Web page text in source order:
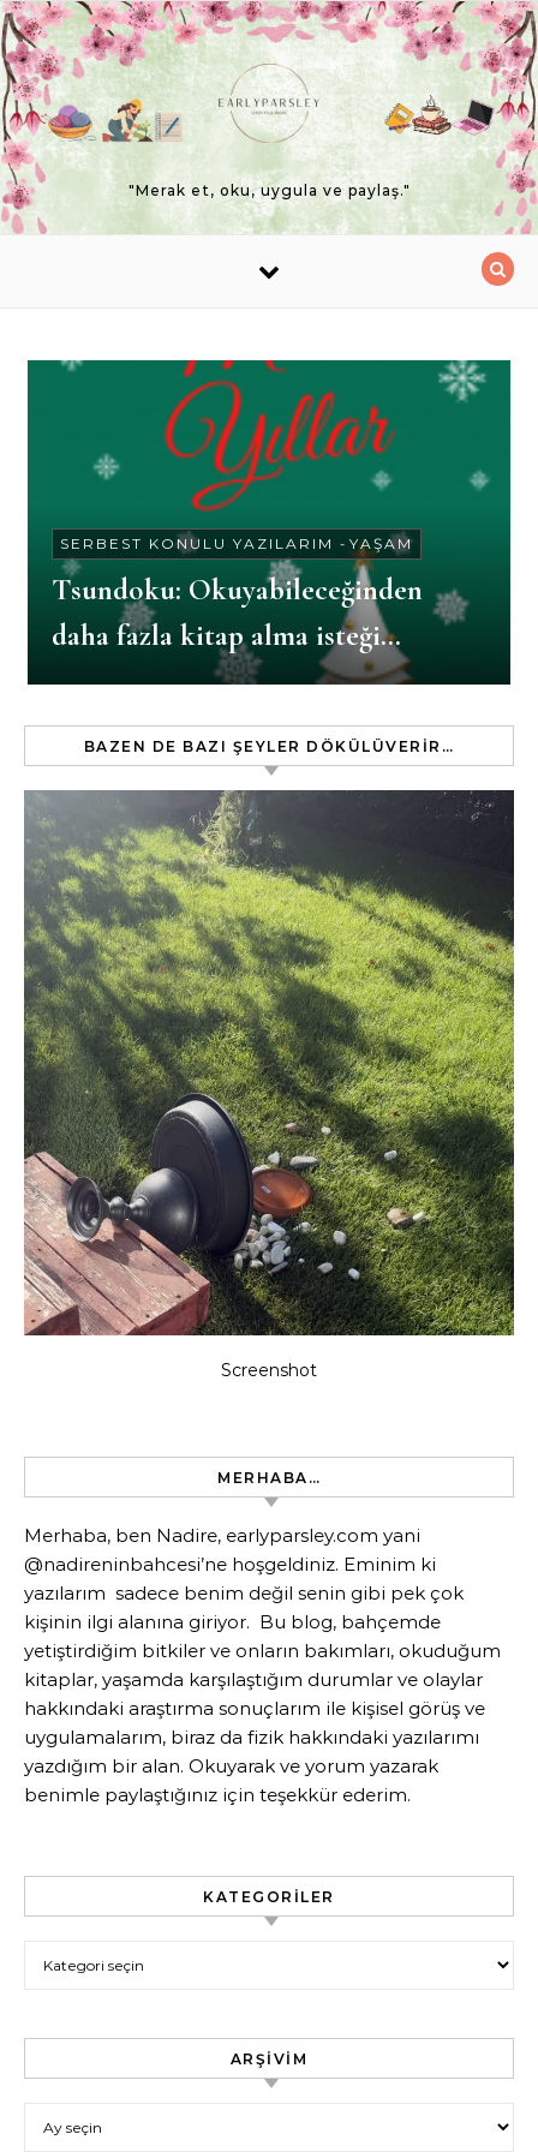
Skip to content
"Merak et, oku, uygula ve paylaş."
SERBEST KONULU YAZILARIM - YAŞAM
Tsundoku: Okuyabileceğinden
daha fazla kitap alma isteği…
BAZEN DE BAZI ŞEYLER DÖKÜLÜVERIR…
Screenshot
MERHABA…
Merhaba, ben Nadire, earlyparsley.com yani
@nadireninbahcesi’ne hoşgeldiniz. Eminim ki
yazılarım sadece benim değil senin gibi pek çok
kişinin ilgi alanına giriyor. Bu blog, bahçemde
yetiştirdiğim bitkiler ve onların bakımları, okuduğum
kitaplar, yaşamda karşılaştığım durumlar ve olaylar
hakkındaki araştırma sonuçlarım ile kişisel görüş ve
uygulamalarım, biraz da fizik hakkındaki yazılarımı
yazdığım bir alan. Okuyarak ve yorum yazarak
benimle paylaştığınız için teşekkür ederim.
KATEGORILER
ARŞIVIM